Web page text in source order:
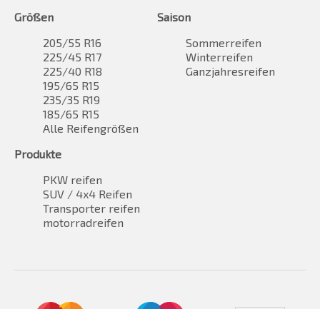
Größen
205/55 R16
225/45 R17
225/40 R18
195/65 R15
235/35 R19
185/65 R15
Alle Reifengrößen
Saison
Sommerreifen
Winterreifen
Ganzjahresreifen
Produkte
PKW reifen
SUV / 4x4 Reifen
Transporter reifen
motorradreifen